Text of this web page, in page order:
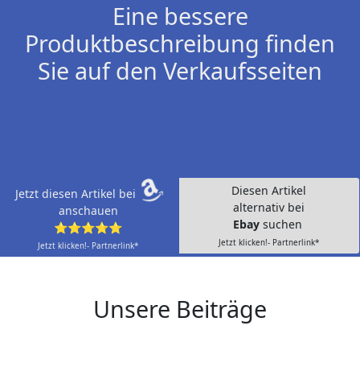
Eine bessere
Produktbeschreibung finden
Sie auf den Verkaufsseiten
Jetzt diesen Artikel bei
anschauen
⭐⭐⭐⭐⭐
Jetzt klicken!- Partnerlink*
Diesen Artikel
alternativ bei
Ebay suchen
Jetzt klicken!- Partnerlink*
Unsere Beiträge